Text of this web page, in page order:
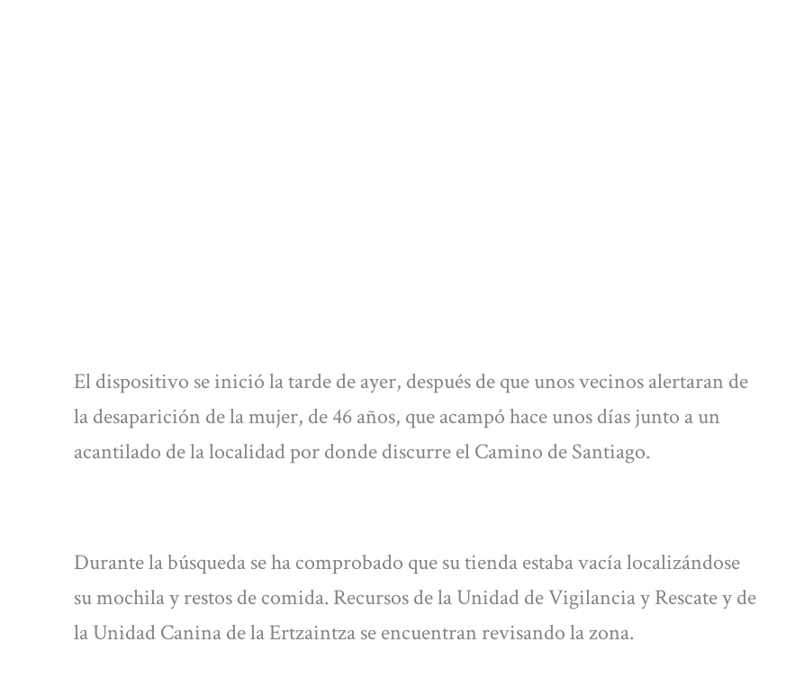
El dispositivo se inició la tarde de ayer, después de que unos vecinos alertaran de
la desaparición de la mujer, de 46 años, que acampó hace unos días junto a un
acantilado de la localidad por donde discurre el Camino de Santiago.
Durante la búsqueda se ha comprobado que su tienda estaba vacía localizándose
su mochila y restos de comida. Recursos de la Unidad de Vigilancia y Rescate y de
la Unidad Canina de la Ertzaintza se encuentran revisando la zona.